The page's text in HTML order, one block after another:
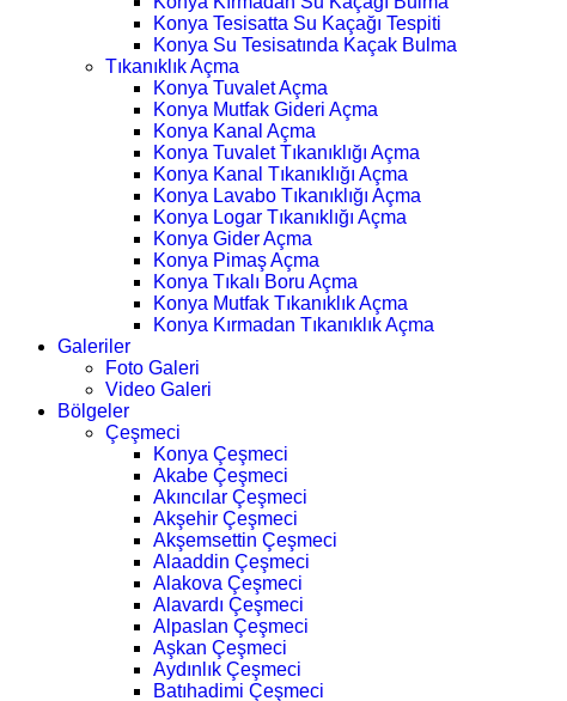
Konya Tesisatta Su Kaçağı Tespiti
Konya Su Tesisatında Kaçak Bulma
Tıkanıklık Açma
Konya Tuvalet Açma
Konya Mutfak Gideri Açma
Konya Kanal Açma
Konya Tuvalet Tıkanıklığı Açma
Konya Kanal Tıkanıklığı Açma
Konya Lavabo Tıkanıklığı Açma
Konya Logar Tıkanıklığı Açma
Konya Gider Açma
Konya Pimaş Açma
Konya Tıkalı Boru Açma
Konya Mutfak Tıkanıklık Açma
Konya Kırmadan Tıkanıklık Açma
Galeriler
Foto Galeri
Video Galeri
Bölgeler
Çeşmeci
Konya Çeşmeci
Akabe Çeşmeci
Akıncılar Çeşmeci
Akşehir Çeşmeci
Akşemsettin Çeşmeci
Alaaddin Çeşmeci
Alakova Çeşmeci
Alavardı Çeşmeci
Alpaslan Çeşmeci
Aşkan Çeşmeci
Aydınlık Çeşmeci
Batıhadimi Çeşmeci